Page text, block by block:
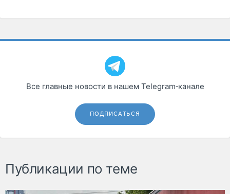
Все главные новости в нашем Telegram‑канале
ПОДПИСАТЬСЯ
Публикации по теме